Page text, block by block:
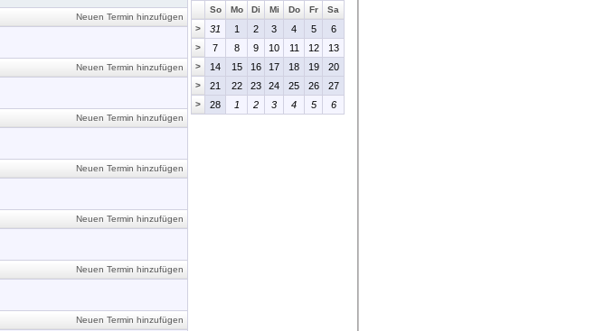
Neuen Termin hinzufügen
Neuen Termin hinzufügen
Neuen Termin hinzufügen
Neuen Termin hinzufügen
Neuen Termin hinzufügen
Neuen Termin hinzufügen
Neuen Termin hinzufügen
So Mo Di Mi Do Fr
Sa
>
31 1 2 3 4 5 6
> 7 8 9 10 11 12 13
> 14 15 16 17 18 19 20
> 21 22 23 24 25 26 27
> 28 1 2 3 4 5 6